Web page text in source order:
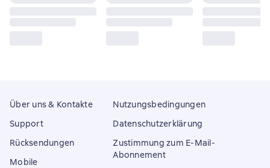
Über uns & Kontakte
Support
Rücksendungen
Mobile
Nutzungsbedingungen
Datenschutzerklärung
Zustimmung zum E-Mail-
Abonnement